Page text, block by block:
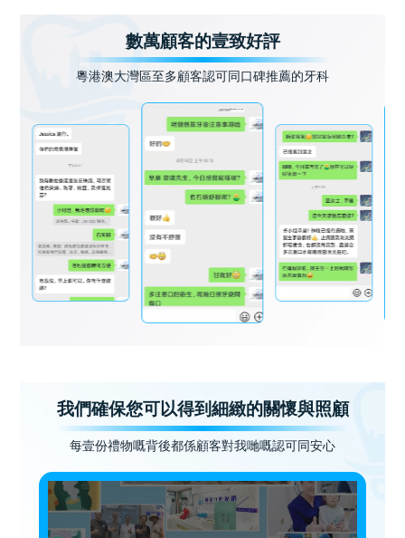
數萬顧客的壹致好評
粵港澳大灣區至多顧客認可同口碑推薦的牙科
我們確保您可以得到細緻的關懷與照顧
每壹份禮物嘅背後都係顧客對我哋嘅認可同安心